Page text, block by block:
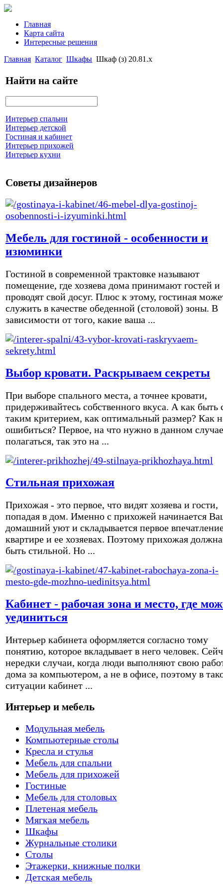
Главная
Карта сайта
Интересные решения
Главная Каталог Шкафы Шкаф (з) 20.81.х
Найти на сайте
Интерьер спальни
Интерьер детской
Гостиная и кабинет
Интерьер прихожей
Интерьер кухни
Советы дизайнеров
Мебель для гостиной - особенности и
изюминки
Гостиной в современной трактовке называют
помещение, где хозяева дома принимают гостей и
проводят свой досуг. Плюс к этому, гостиная
служить в качестве обеденной (столовой) зоны. В
зависимости от того, какие ваша ...
Выбор кровати. Раскрываем секреты
При выборе спального места, а точнее кровати,
придерживайтесь собственного вкуса. А как быть
таким критерием, как оптимальный размер? Как
ошибиться? Первое, на что нужно в данном случае
полагаться, так это на ...
Стильная прихожая
Прихожая - это первое, что видят хозяева и гости,
попадая в дом. Именно с прихожей начинается
домашний уют и складывается первое
квартире и ее хозяевах. Поэтому прихожая должна
быть стильной. Но ...
Кабинет - рабочая зона и место, где
уединиться
Интерьер кабинета оформляется согласно тому
понятию, которое вкладывает в него человек.
нередки случаи, когда люди выполняют свою
дома за компьютером, а не в офисе, поэтому в
ситуации кабинет ...
Интерьер и мебель
Модульная мебель
Компьютерные столы
Кресла и стулья
Мебель для спальни
Мебель для прихожей
Гостиные
Мебель для столовых
Плетеная мебель
Мягкая мебель
Шкафы
Журнальные столики
Столы
Этажерки, книжные полки
Детская мебель